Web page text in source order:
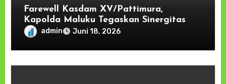
Farewell Kasdam XV/Pattimura,
Kapolda Maluku Tegaskan Sinergitas
TNI-Polri Kunci Menjaga Stabilitas dan
Pembangunan di Kawasan Timur
Indonesia
admin Juni 18, 2026